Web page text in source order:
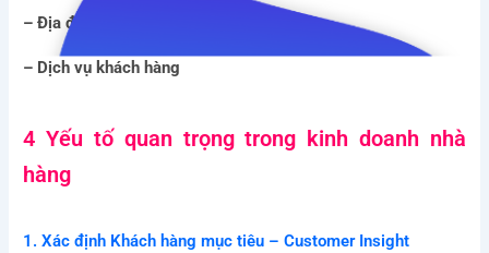
– Địa điểm
– Dịch vụ khách hàng
4 Yếu tố quan trọng trong kinh doanh nhà
hàng
1. Xác định Khách hàng mục tiêu – Customer Insight